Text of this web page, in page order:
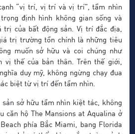
“vị trí, vị trí và vị trí”, tầm nhìn
định hình không gian sống và
trị của bất động sản. Vị trí đắc địa,
trị trường tồn chính là những tiêu
muốn sở hữu và coi chúng như
vị thế của bản thân. Trên thế giới,
duy mỹ, không ngừng chạy đua
biệt từ vị trí đến tầm nhìn.
sản sở hữu tầm nhìn kiệt tác, không
căn hộ The Mansions at Aqualina ở
phía Bắc Miami, bang Florida